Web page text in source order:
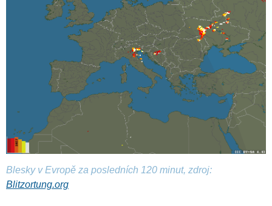
Blesky v Evropě za posledních 120 minut, zdroj:
Blitzortung.org